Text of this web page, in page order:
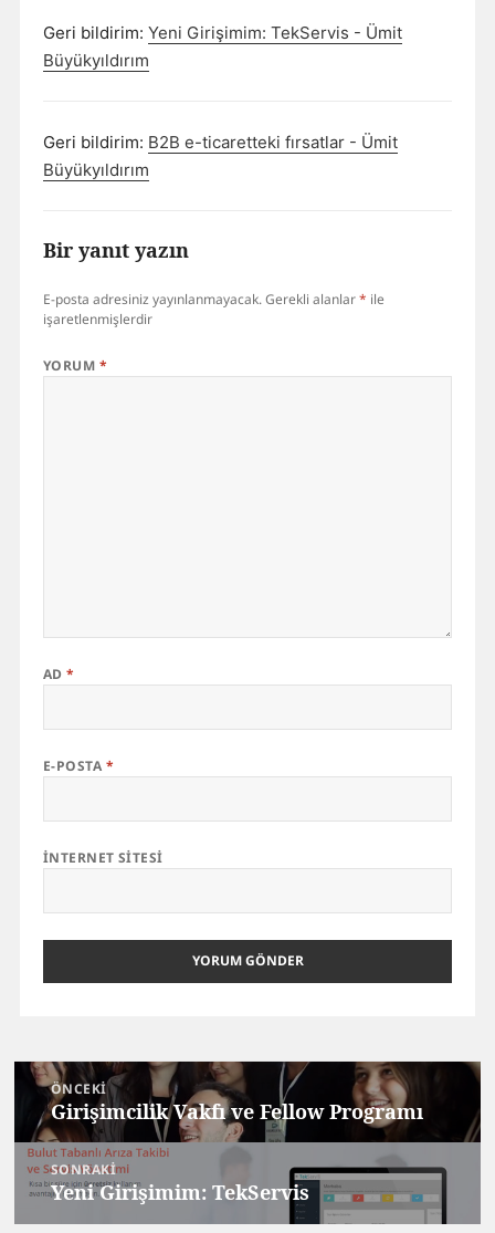
Geri bildirim: Yeni Girişimim: TekServis - Ümit
Büyükyıldırım
Geri bildirim: B2B e-ticaretteki fırsatlar - Ümit
Büyükyıldırım
Bir yanıt yazın
E-posta adresiniz yayınlanmayacak.Gerekli alanlar* ile
işaretlenmişlerdir
YORUM *
AD*
E-POSTA *
İNTERNET SITESI
Yazı
gezinmesi
ÖNCEKI
Önceki
yazı:
Girişimcilik Vakfı ve Fellow Programı
SONRAKI
Sonraki
yazı:
Yeni Girişimim: TekServis